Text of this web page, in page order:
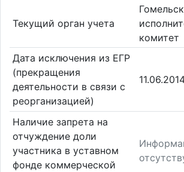
Текущий орган учета
комитет
Дата исключения из ЕГР
(прекращения
деятельности в связи с
реорганизацией)
Наличие запрета на
отчуждение доли
участника в уставном
фонде коммерческой